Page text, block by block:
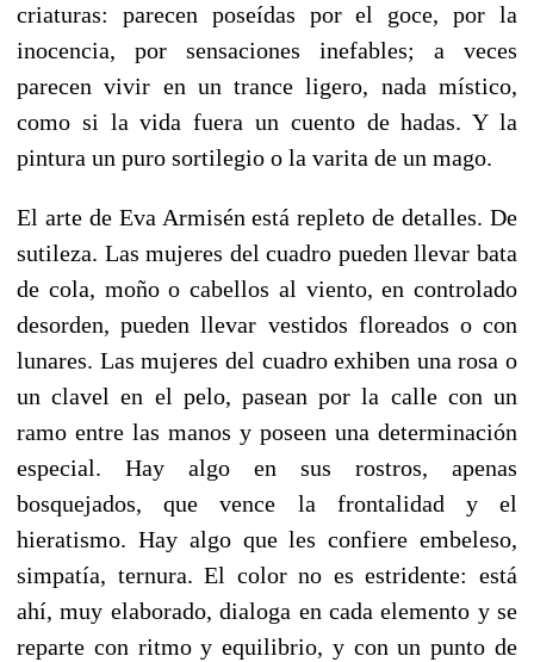
criaturas: parecen poseídas por el goce, por la
inocencia, por sensaciones inefables; a veces
parecen vivir en un trance ligero, nada místico,
como si la vida fuera un cuento de hadas. Y la
pintura un puro sortilegio o la varita de un mago.
El arte de Eva Armisén está repleto de detalles. De
sutileza. Las mujeres del cuadro pueden llevar bata
de cola, moño o cabellos al viento, en controlado
desorden, pueden llevar vestidos floreados o con
lunares. Las mujeres del cuadro exhiben una rosa o
un clavel en el pelo, pasean por la calle con un
ramo entre las manos y poseen una determinación
especial. Hay algo en sus rostros, apenas
bosquejados, que vence la frontalidad y el
hieratismo. Hay algo que les confiere embeleso,
simpatía, ternura. El color no es estridente: está
ahí, muy elaborado, dialoga en cada elemento y se
reparte con ritmo y equilibrio, y con un punto de